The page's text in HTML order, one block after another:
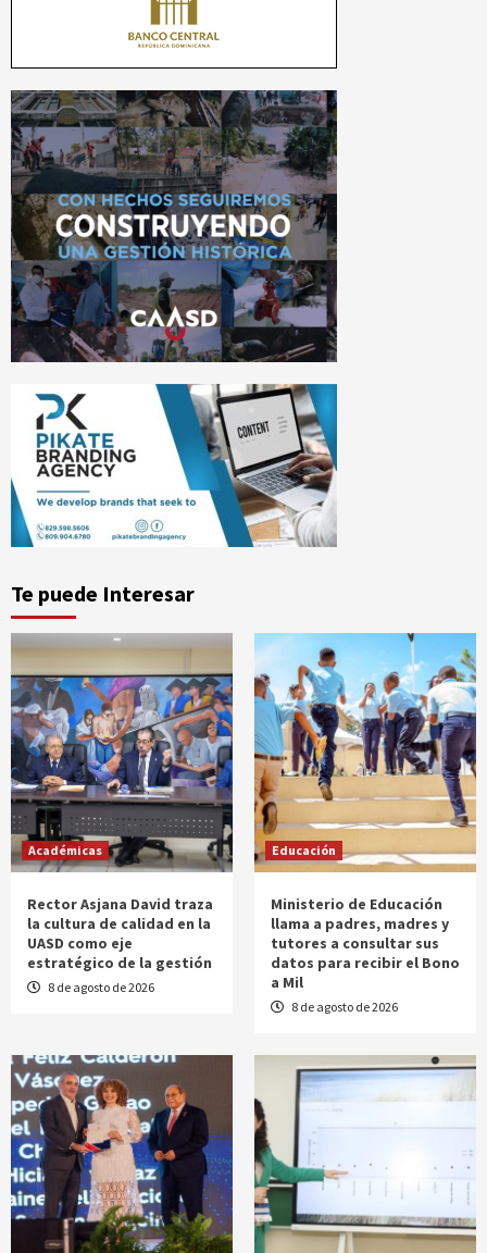
Te puede Interesar
Académicas
Rector Asjana David traza
la cultura de calidad en la
UASD como eje
estratégico de la gestión
8 de agosto de 2026
Educación
Ministerio de Educación
llama a padres, madres y
tutores a consultar sus
datos para recibir el Bono
a Mil
8 de agosto de 2026